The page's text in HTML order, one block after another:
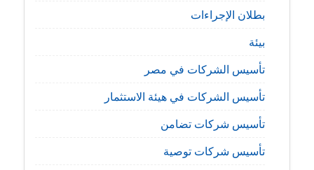
بطلان الإجراءات
بيئة
تأسيس الشركات في مصر
تأسيس الشركات في هيئة الاستثمار
تأسيس شركات تضامن
تأسيس شركات توصية